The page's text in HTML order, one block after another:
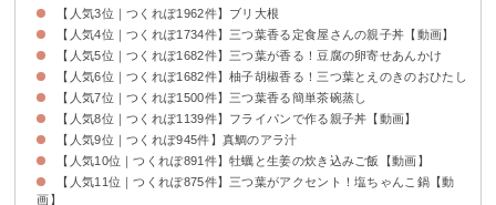
【人気3位｜つくれぽ1962件】ブリ大根
【人気4位｜つくれぽ1734件】三つ葉香る定食屋さんの親子丼【動画】
【人気5位｜つくれぽ1682件】三つ葉が香る！豆腐の卵寄せあんかけ
【人気6位｜つくれぽ1682件】柚子胡椒香る！三つ葉とえのきのおひたし
【人気7位｜つくれぽ1500件】三つ葉香る簡単茶碗蒸し
【人気8位｜つくれぽ1139件】フライパンで作る親子丼【動画】
【人気9位｜つくれぽ945件】真鯛のアラ汁
【人気10位｜つくれぽ891件】牡蠣と生姜の炊き込みご飯【動画】
【人気11位｜つくれぽ875件】三つ葉がアクセント！塩ちゃんこ鍋【動
画】